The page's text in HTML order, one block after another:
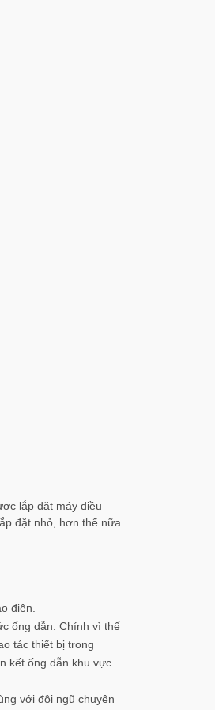
lắp đặt máy điều
đặt nhỏ, hơn thế nữa
điện.
ống dẫn. Chính vì thế
tác thiết bị trong
kết ống dẫn khu vực
với đội ngũ chuyên